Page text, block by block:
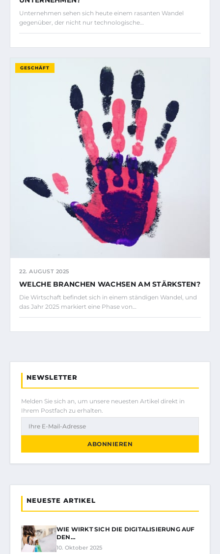
Unternehmen sehen sich heute einem rasanten Wandel
gegenüber, der nicht nur technologische…
GESCHÄFT
22. AUGUST 2025
WELCHE BRANCHEN WACHSEN AM STÄRKSTEN?
Die Wirtschaft befindet sich in einem ständigen Wandel, und
das Jahr 2025 markiert eine Phase von…
NEWSLETTER
Melden Sie sich an, um unsere neuesten Artikel direkt in
Ihrem Postfach zu erhalten.
ABONNIEREN
NEUESTE ARTIKEL
WIE WIRKT SICH DIE DIGITALISIERUNG AUF
DEN…
10. Oktober 2025